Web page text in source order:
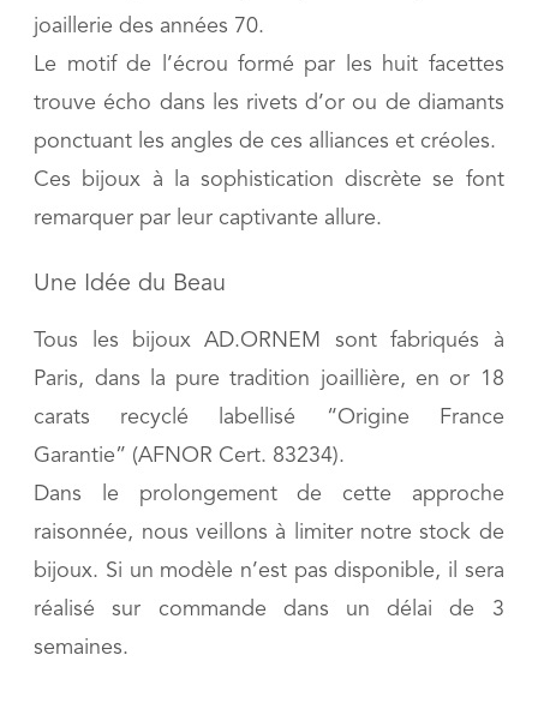
joaillerie des années 70.
Le motif de l’écrou formé par les huit facettes
trouve écho dans les rivets d’or ou de diamants
ponctuant les angles de ces alliances et créoles.
Ces bijoux à la sophistication discrète se font
remarquer par leur captivante allure.
Une Idée du Beau
Tous les bijoux AD.ORNEM sont fabriqués à
Paris, dans la pure tradition joaillière, en or 18
carats recyclé labellisé “Origine France
Garantie” (AFNOR Cert. 83234).
Dans le prolongement de cette approche
raisonnée, nous veillons à limiter notre stock de
bijoux. Si un modèle n’est pas disponible, il sera
réalisé sur commande dans un délai de 3
semaines.